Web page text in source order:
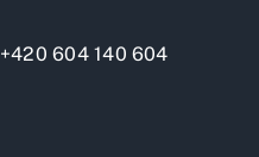
+420 604 140 604